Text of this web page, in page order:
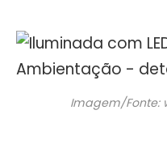
Imagem/Fonte: